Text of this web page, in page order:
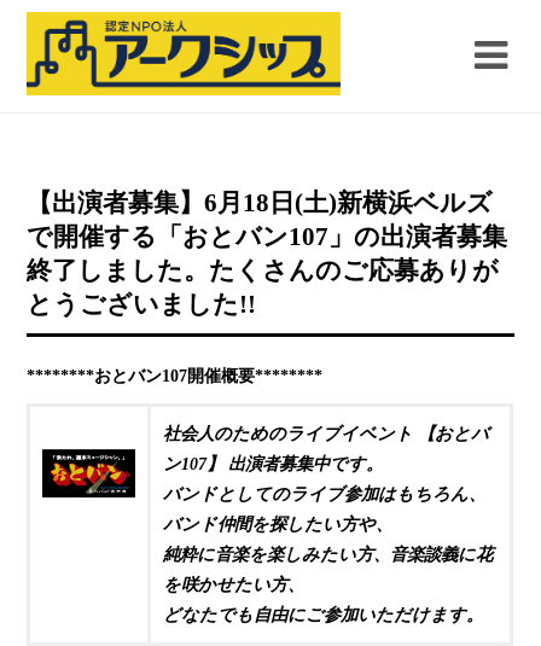
【出演者募集】6月18日(土)新横浜ベルズ
で開催する「おとバン107」の出演者募集
終了しました。たくさんのご応募ありが
とうございました!!
********おとバン107開催概要********
社会人のためのライブイベント 【おとバ
ン107】 出演者募集中です。
バンドとしてのライブ参加はもちろん、
バンド仲間を探したい方や、
純粋に音楽を楽しみたい方、音楽談義に花
を咲かせたい方、
どなたでも自由にご参加いただけます。